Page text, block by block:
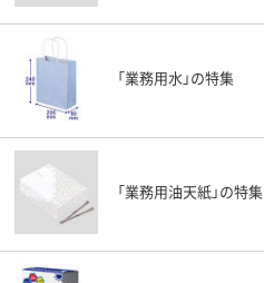
「業務用水」の特集
「業務用油天紙」の特集